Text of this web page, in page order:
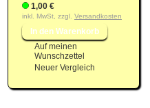
1,00 €
inkl. MwSt, zzgl. Versandkosten
Auf meinen
Wunschzettel
Neuer Vergleich